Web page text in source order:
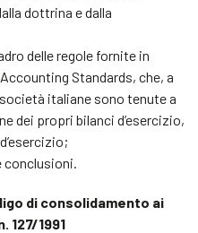
dottrina e dalla
delle regole fornite in
Standards, che, a
italiane sono tenute a
dei propri bilanci d’esercizio,
conclusioni.
di consolidamento ai
127/1991